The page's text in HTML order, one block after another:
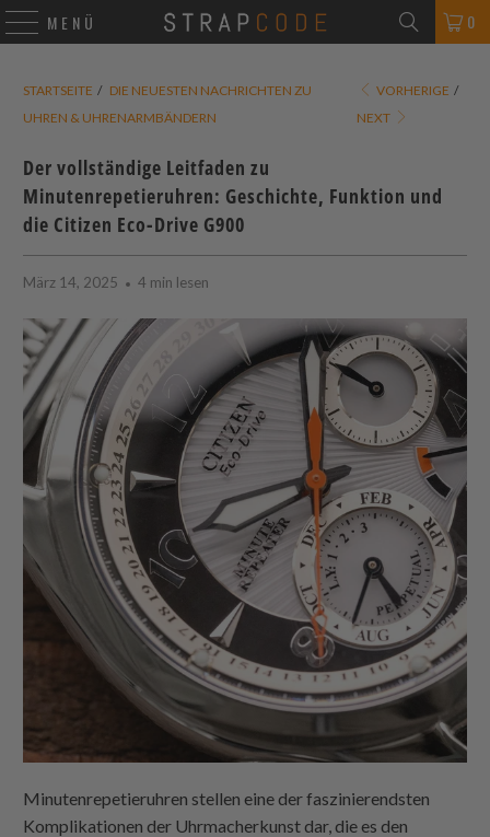
MENÜ 0
STARTSEITE / DIE NEUESTEN NACHRICHTEN ZU
UHREN & UHRENARMBÄNDERN
VORHERIGE /
NEXT
Der vollständige Leitfaden zu
Minutenrepetieruhren: Geschichte, Funktion und
die Citizen Eco-Drive G900
März 14, 2025 4 min lesen
Minutenrepetieruhren stellen eine der faszinierendsten
Komplikationen der Uhrmacherkunst dar, die es den